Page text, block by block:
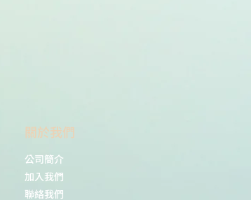
​關於我們
公司簡介
加入我們
聯絡我們